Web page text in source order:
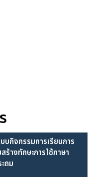
กิจกรรมการเรียนการ
างทักษะการใช้ภาษา
ถม